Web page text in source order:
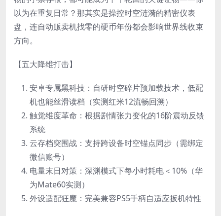
以为在重复日常？那其实是操控时空涟漪的精密仪表
盘，连自动贩卖机找零的硬币年份都会影响世界线收束
方向。
【五大降维打击】
安卓专属黑科技：自研时空碎片预加载技术，低配
机也能丝滑读档（实测红米12流畅回溯）
触觉维度革命：根据剧情张力变化的16阶震动反馈
系统
云存档突围战：支持跨设备时空锚点同步（需绑定
微信账号）
电量末日对策：深渊模式下每小时耗电＜10%（华
为Mate60实测）
外设适配狂魔：完美兼容PS5手柄自适应扳机特性